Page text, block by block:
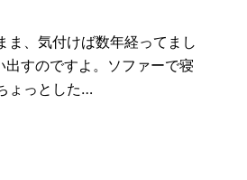
ま、気付けば数年経ってまし
すのですよ。ソファーで寝
ょっとした…